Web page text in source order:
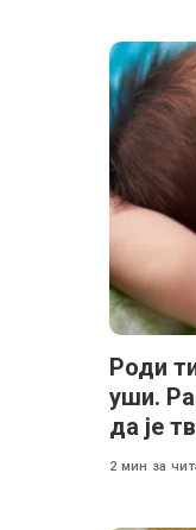
Роди
уши.
да је
2 мин за